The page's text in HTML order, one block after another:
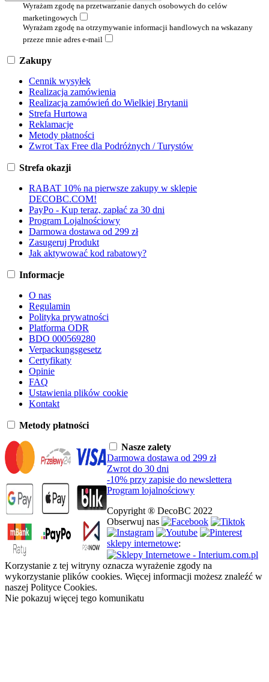
Wyrażam zgodę na przetwarzanie danych osobowych do celów
marketingowych
Wyrażam zgodę na otrzymywanie informacji handlowych na wskazany
przeze mnie adres e-mail
Zakupy
Cennik wysyłek
Realizacja zamówienia
Realizacja zamówień do Wielkiej Brytanii
Strefa Hurtowa
Reklamacje
Metody płatności
Zwrot Tax Free dla Podróżnych / Turystów
Strefa okazji
RABAT 10% na pierwsze zakupy w sklepie
DECOBC.COM!
PayPo - Kup teraz, zapłać za 30 dni
Program Lojalnościowy
Darmowa dostawa od 299 zł
Zasugeruj Produkt
Jak aktywować kod rabatowy?
Informacje
O nas
Regulamin
Polityka prywatności
Platforma ODR
BDO 000569280
Verpackungsgesetz
Certyfikaty
Opinie
FAQ
Ustawienia plików cookie
Kontakt
Metody płatności
Nasze zalety
Darmowa dostawa od 299 zł
Zwrot do 30 dni
-10% przy zapisie do newslettera
Program lojalnościowy
Copyright ® DecoBC 2022
Obserwuj nas
sklepy internetowe:
Korzystanie z tej witryny oznacza wyrażenie zgody na
wykorzystanie plików cookies. Więcej informacji możesz znaleźć w
naszej Polityce Cookies.
Nie pokazuj więcej tego komunikatu